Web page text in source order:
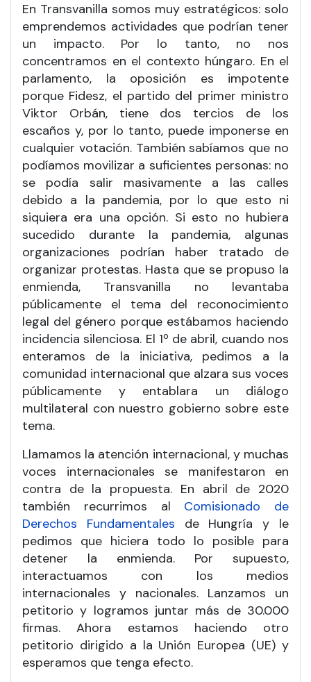
En Transvanilla somos muy estratégicos: solo
emprendemos actividades que podrían tener
un impacto. Por lo tanto, no nos
concentramos en el contexto húngaro. En el
parlamento, la oposición es impotente
porque Fidesz, el partido del primer ministro
Viktor Orbán, tiene dos tercios de los
escaños y, por lo tanto, puede imponerse en
cualquier votación. También sabíamos que no
podíamos movilizar a suficientes personas: no
se podía salir masivamente a las calles
debido a la pandemia, por lo que esto ni
siquiera era una opción. Si esto no hubiera
sucedido durante la pandemia, algunas
organizaciones podrían haber tratado de
organizar protestas. Hasta que se propuso la
enmienda, Transvanilla no levantaba
públicamente el tema del reconocimiento
legal del género porque estábamos haciendo
incidencia silenciosa. El 1º de abril, cuando nos
enteramos de la iniciativa, pedimos a la
comunidad internacional que alzara sus voces
públicamente y entablara un diálogo
multilateral con nuestro gobierno sobre este
tema.
Llamamos la atención internacional, y muchas
voces internacionales se manifestaron en
contra de la propuesta. En abril de 2020
también recurrimos al Comisionado de
Derechos Fundamentales de Hungría y le
pedimos que hiciera todo lo posible para
detener la enmienda. Por supuesto,
interactuamos con los medios
internacionales y nacionales. Lanzamos un
petitorio y logramos juntar más de 30.000
firmas. Ahora estamos haciendo otro
petitorio dirigido a la Unión Europea (UE) y
esperamos que tenga efecto.